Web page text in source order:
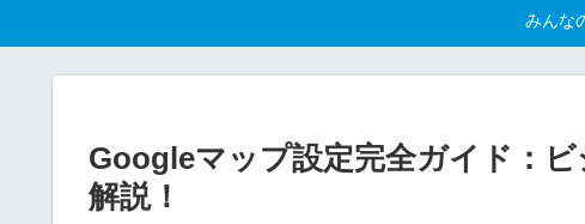
みんな
Googleマップ設定完全ガイド：
解説！